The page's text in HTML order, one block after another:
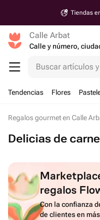
Tiendas
Calle Arbat
Calle y número,
Buscar artículos
Tendencias Flores
Regalos gourmet en Calle
Delicias de
regalos
Con la confianza
de clientes en